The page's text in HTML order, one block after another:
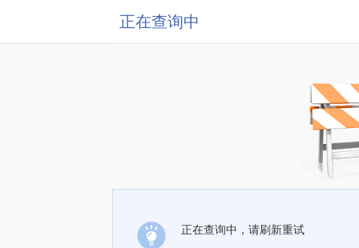
正在查询中
正在查询中，请刷新重试